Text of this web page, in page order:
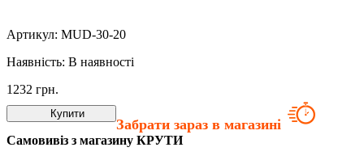
Артикул: MUD-30-20
Наявність: В наявності
1232 грн.
Купити
Забрати зараз в магазині
Самовивіз з магазину КРУТИ